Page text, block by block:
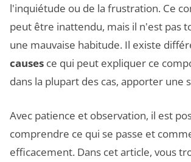
l'inquiétude ou de la frustration. Ce
peut être inattendu, mais il n'est pas
une mauvaise habitude. Il existe
causes ce qui peut expliquer ce
dans la plupart des cas, apporter une
Avec patience et observation, il est
comprendre ce qui se passe et
efficacement. Dans cet article, vous